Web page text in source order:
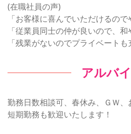
(在職社員の声)
「お客様に喜んでいただけるので
「従業員同士の仲が良いので、和
「残業がないのでプライベートも
アルバ
勤務日数相談可、春休み、ＧＷ
短期勤務も歓迎いたします！